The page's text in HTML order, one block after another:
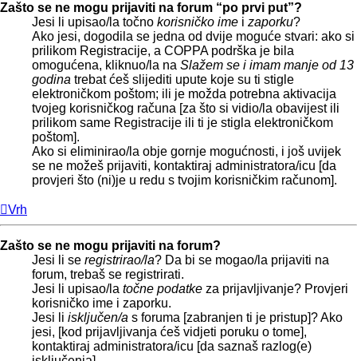
Zašto se ne mogu prijaviti na forum “po prvi put”?
Jesi li upisao/la točno korisničko ime i zaporku?
Ako jesi, dogodila se jedna od dvije moguće stvari: ako si
prilikom Registracije, a COPPA podrška je bila
omogućena, kliknuo/la na Slažem se i imam manje od 13
godina trebat ćeš slijediti upute koje su ti stigle
elektroničkom poštom; ili je možda potrebna aktivacija
tvojeg korisničkog računa [za što si vidio/la obavijest ili
prilikom same Registracije ili ti je stigla elektroničkom
poštom].
Ako si eliminirao/la obje gornje mogućnosti, i još uvijek
se ne možeš prijaviti, kontaktiraj administratora/icu [da
provjeri što (ni)je u redu s tvojim korisničkim računom].
Vrh
Zašto se ne mogu prijaviti na forum?
Jesi li se registrirao/la? Da bi se mogao/la prijaviti na
forum, trebaš se registrirati.
Jesi li upisao/la točne podatke za prijavljivanje? Provjeri
korisničko ime i zaporku.
Jesi li isključen/a s foruma [zabranjen ti je pristup]? Ako
jesi, [kod prijavljivanja ćeš vidjeti poruku o tome],
kontaktiraj administratora/icu [da saznaš razlog(e)